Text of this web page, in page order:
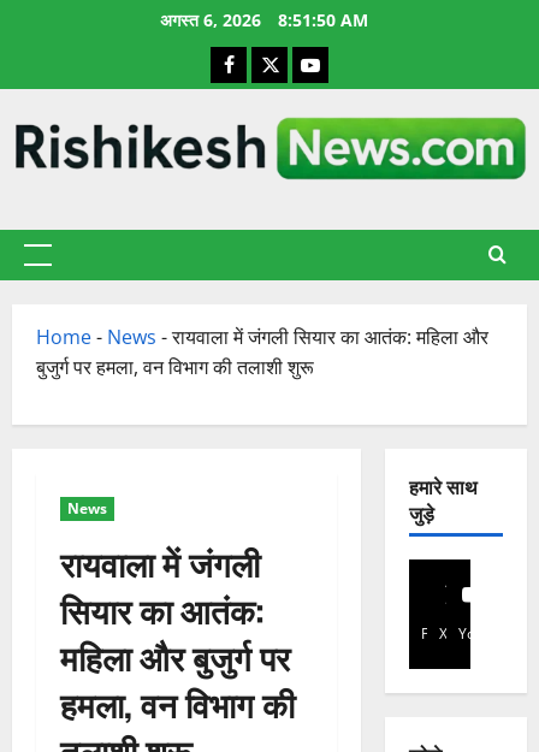
अगस्त 6, 2026 8:51:51 AM
Facebook
X YouTube
प्राथमिक
Home- News -रायवाला में जंगली सियार का आतंक: महिला और
बुजुर्ग पर हमला, वन विभाग की तलाशी शुरू
News
रायवाला में जंगली
सियार का आतंक:
महिला और बुजुर्ग पर
हमला, वन विभाग की
हमारे साथ
जुड़े
Facebook
X YouTube